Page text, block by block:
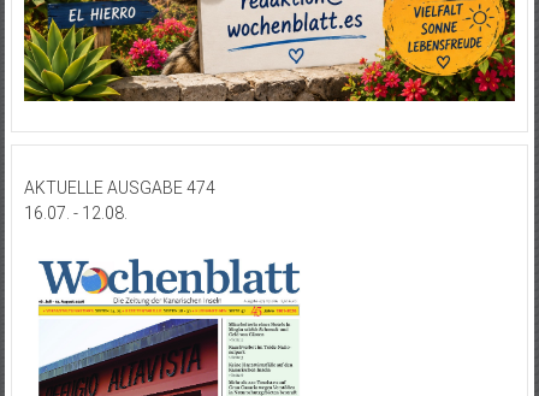
AKTUELLE AUSGABE 474
16.07. - 12.08.